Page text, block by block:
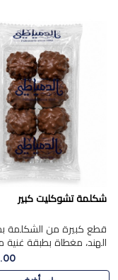
شكلمة تشوكليت كبير
قطع كبيرة من الشكلمة
الهند، مغطاة بطبقة غنية
الشوكولاتة الفاخرة لتجمع
القوام الطري من الداخل